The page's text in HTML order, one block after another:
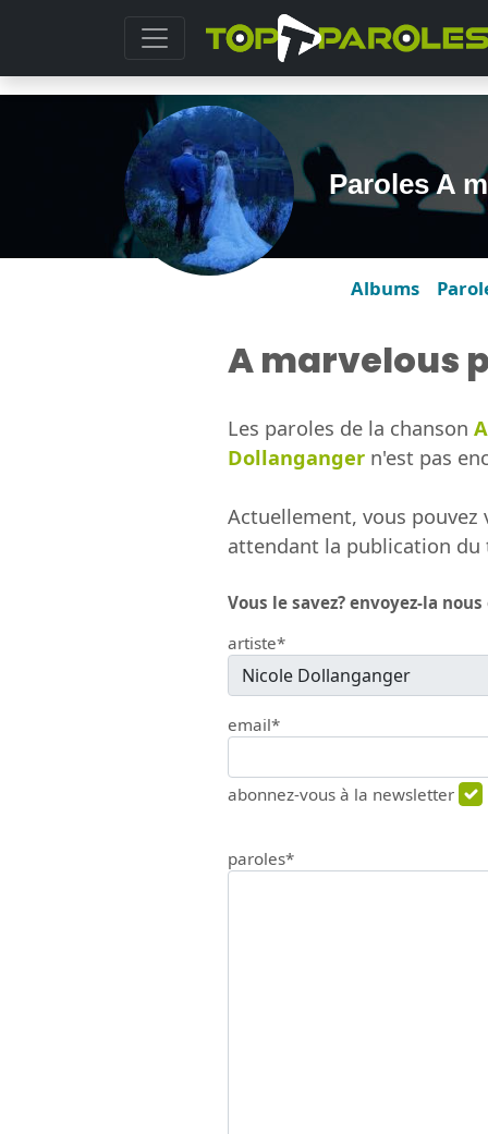
Paroles A
Albums
A marvelous
Les paroles de la chanson
Dollanganger n'est pas
Actuellement, vous pouvez
attendant la publication du
Vous le savez? envoyez-la
artiste*
email*
abonnez-vous à la newsletter
paroles*